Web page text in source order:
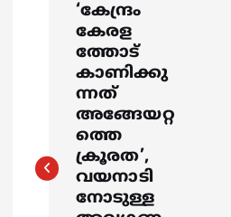
n
‘കേന്ദ്രം
കേരള
ത്തോട്
കാണിക്കു
ന്നത്
അങ്ങേയറ്റ
ത്തെ
ക്രൂരത’,
വയനാടി
നോടുള്ള